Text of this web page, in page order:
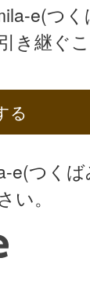
e(つく
き継ぐ
る
e(つく
い。